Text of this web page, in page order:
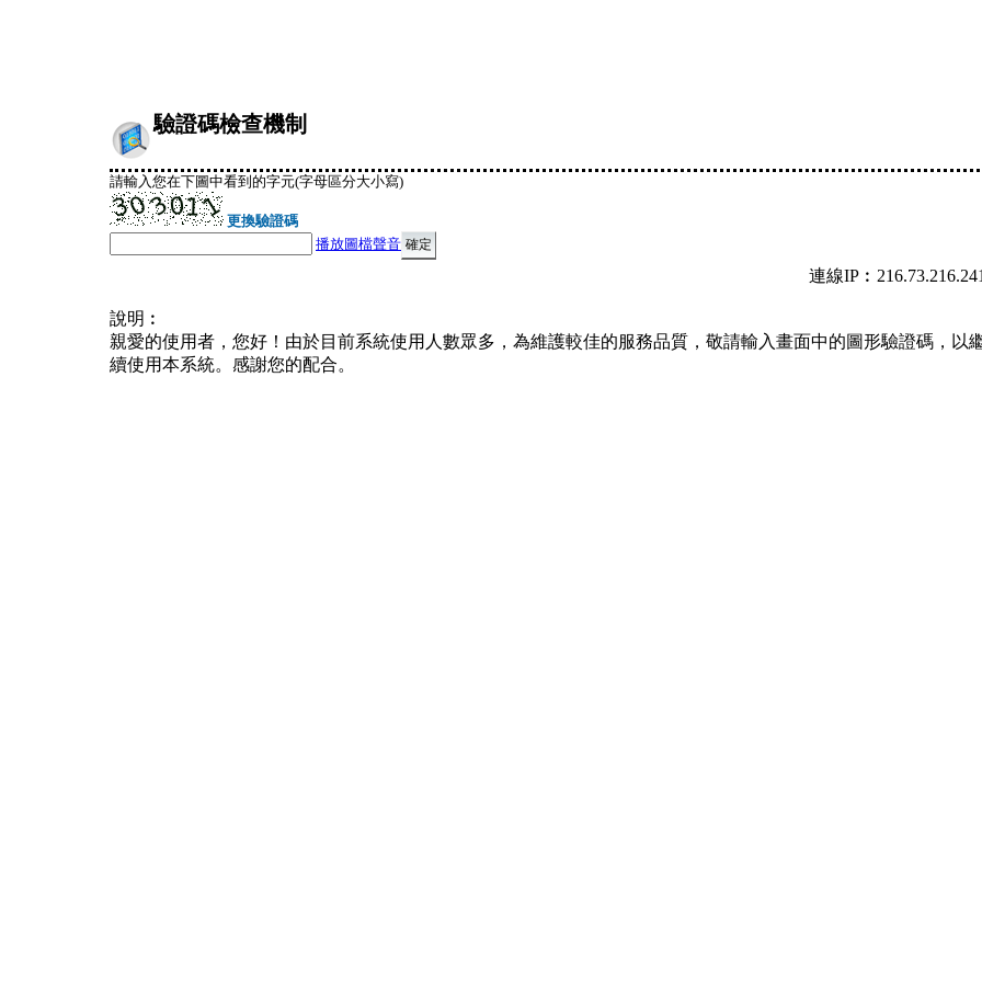
驗證碼檢查機制
請輸入您在下圖中看到的字元(字母區分大小寫)
更換驗證碼
播放圖檔聲音
連線
說明︰
親愛的使用者，您好！由於目前系統使用人數眾多，為維護較佳的服務品質，敬請輸入畫面中的圖形驗證碼，以
續使用本系統。感謝您的配合。